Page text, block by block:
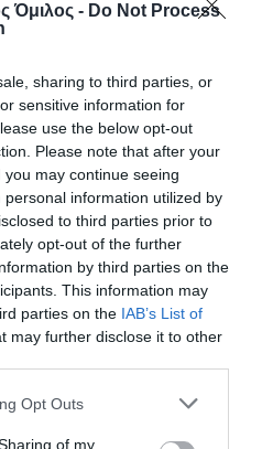
Όμιλος - Do Not Process
sharing to third parties, or
sensitive information for
use the below opt-out
Please note that after your
may continue seeing
information utilized by
to third parties prior to
opt-out of the further
by third parties on the
This information may
parties on the IAB’s List of
may further disclose it to other
uses one or more Google
behaviour. You may click to
Opt Outs
of my
και
του
Βύρωνα!
ολοκληρώθηκε για το